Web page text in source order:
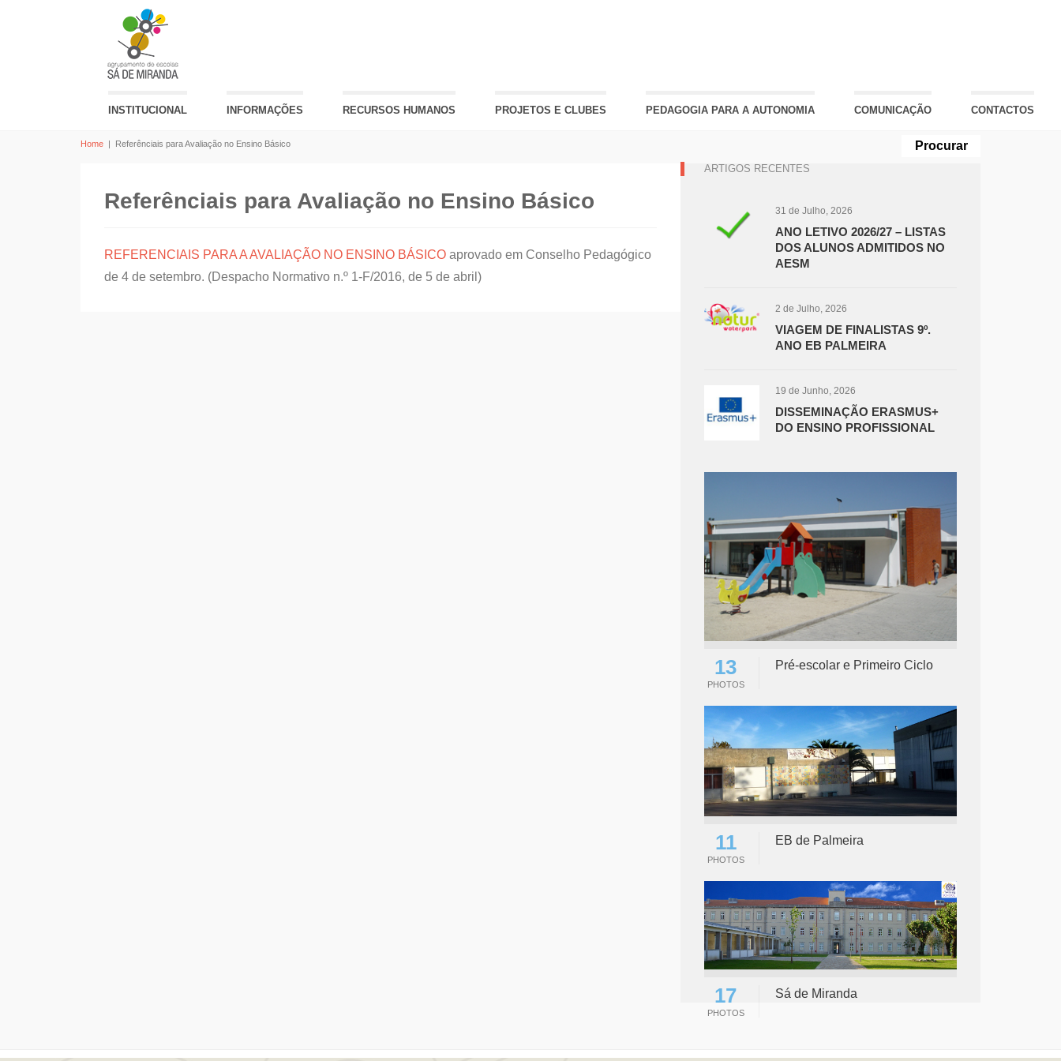
INSTITUCIONAL INFORMAÇÕES RECURSOS HUMANOS PROJETOS E CLUBES PEDAGOGIA PARA A AUTONOMIA COMUNICAÇÃO CONTACTOS
Home | Referênciais para Avaliação no Ensino Básico
Referênciais para Avaliação no Ensino Básico
REFERENCIAIS PARA A AVALIAÇÃO NO ENSINO BÁSICO aprovado em Conselho Pedagógico
de 4 de setembro. (Despacho Normativo n.º 1-F/2016, de 5 de abril)
ARTIGOS RECENTES
31 de Julho, 2026
ANO LETIVO 2026/27 – LISTAS
DOS ALUNOS ADMITIDOS NO
AESM
2 de Julho, 2026
VIAGEM DE FINALISTAS 9º.
ANO EB PALMEIRA
19 de Junho, 2026
DISSEMINAÇÃO ERASMUS+
DO ENSINO PROFISSIONAL
13
PHOTOS
Pré-escolar e Primeiro Ciclo
11
PHOTOS
EB de Palmeira
17
PHOTOS
Sá de Miranda